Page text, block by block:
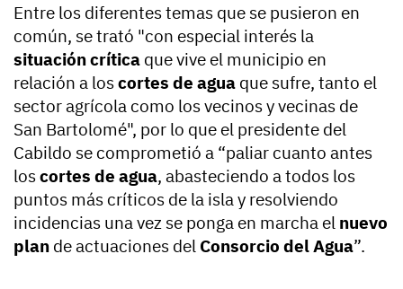
Entre los diferentes temas que se pusieron en
común, se trató "con especial interés la
situación crítica que vive el municipio en
relación a loscortes de agua que sufre, tanto el
sector agrícola como los vecinos y vecinas de
San Bartolomé", por lo que el presidente del
Cabildo se comprometió a “paliar cuanto antes
loscortes de agua, abasteciendo a todos los
puntos más críticos de la isla y resolviendo
incidencias una vez se ponga en marcha el nuevo
plan de actuaciones del Consorcio del Agua”.